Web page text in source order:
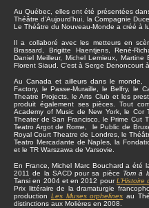
Au Québec, elles ont été présentées
Théâtre d’Aujourd’hui, la Compagnie
Le Théâtre du Nouveau-Monde a créé à
Il a collaboré avec les metteurs en
Brassard, Brigitte Haentjens, René-
Daniel Meilleur, Michel Lemieux,
Florent Siaud. C'est à Serge Denoncourt
Au Canada et ailleurs dans le
Factory, le Passe-Muraille, le Belfry, le
Theatre Projects, le Arts Club et les
produit également ses pièces. Tout
Academy of Music de New York, le Cor
Theater de San Francisco, le Prime Cut
Teatro Argot de Rome, le Public de
Royal Court Theatre de Londres, le
Teatro Mercadante de Naples, la
et le TR Warszawa de Varsovie.
En France, Michel Marc Bouchard a été
2011 de la SACD pour sa pièce Tom à
Tansi en 2004 et en 2012 pourL’Histoire
Prix littéraire de la dramaturgie
production Les Muses orphelines au
distinctions aux Molières en 2008.